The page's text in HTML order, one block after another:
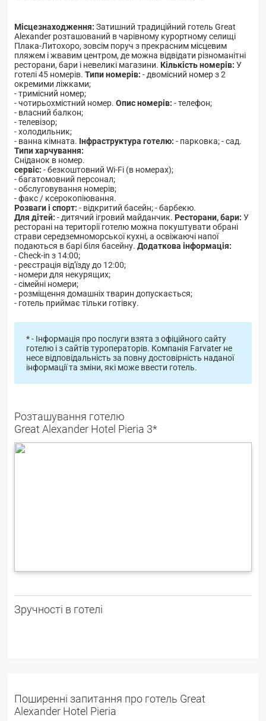
Місцезнаходження: Затишний традиційний готель Great
Alexander розташований в чарівному курортному селищі
Плака-Литохоро, зовсім поруч з прекрасним місцевим
пляжем і жвавим центром, де можна відвідати різноманітні
ресторани, бари і невеликі магазини. Кількість номерів: У
готелі 45 номерів. Типи номерів: - двомісний номер з 2
окремими ліжками;
- тримісний номер;
- чотирьохмістний номер. Опис номерів: - телефон;
- власний балкон;
- телевізор;
- холодильник;
- ванна кімната. Інфраструктура готелю: - парковка; - сад.
Типи харчування:
Сніданок в номер.
сервіс: - безкоштовний Wi-Fi (в номерах);
- багатомовний персонал;
- обслуговування номерів;
- факс / ксерокопіювання.
Розваги і спорт: - відкритий басейн; - барбекю.
Для дітей: - дитячий ігровий майданчик. Ресторани, бари: У
ресторані на території готелю можна покуштувати обрані
страви середземноморської кухні, а освіжаючі напої
подаються в барі біля басейну. Додаткова інформація:
- Check-in з 14:00;
- реєстрація від'їзду до 12:00;
- номери для некурящих;
- сімейні номери;
- розміщення домашніх тварин допускається;
- готель приймає тільки готівку.
* - Інформація про послуги взята з офіційного сайту
готелю і з сайтів туроператорів. Компанія Farvater не
несе відповідальність за повну достовірність наданої
інформації та зміни, які може ввести готель.
Розташування готелю
Great Alexander Hotel Pieria 3*
Зручності в готелі
Поширенні запитання про готель Great
Alexander Hotel Pieria